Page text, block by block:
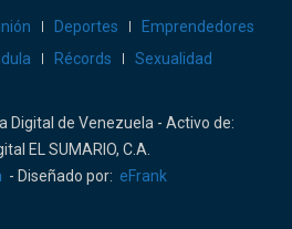
Deportes
Emprendedores
Récords
Sexualidad
Digital de Venezuela - Activo de:
EL SUMARIO, C.A.
- Diseñado por: eFrank